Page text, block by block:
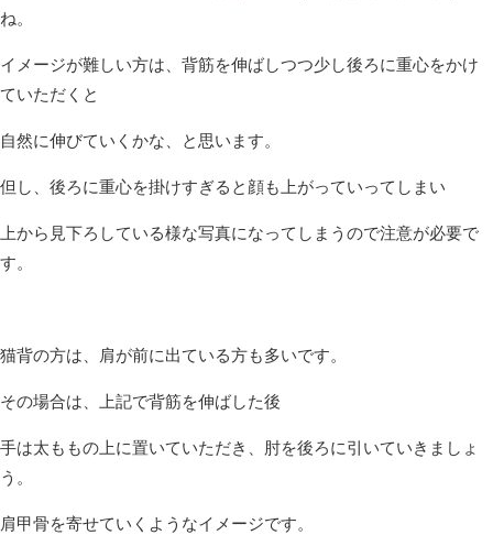
ね。
イメージが難しい方は、背筋を伸ばしつつ少し後ろに重心をかけ
ていただくと
自然に伸びていくかな、と思います。
但し、後ろに重心を掛けすぎると顔も上がっていってしまい
上から見下ろしている様な写真になってしまうので注意が必要で
す。
猫背の方は、肩が前に出ている方も多いです。
その場合は、上記で背筋を伸ばした後
手は太ももの上に置いていただき、肘を後ろに引いていきましょ
う。
肩甲骨を寄せていくようなイメージです。